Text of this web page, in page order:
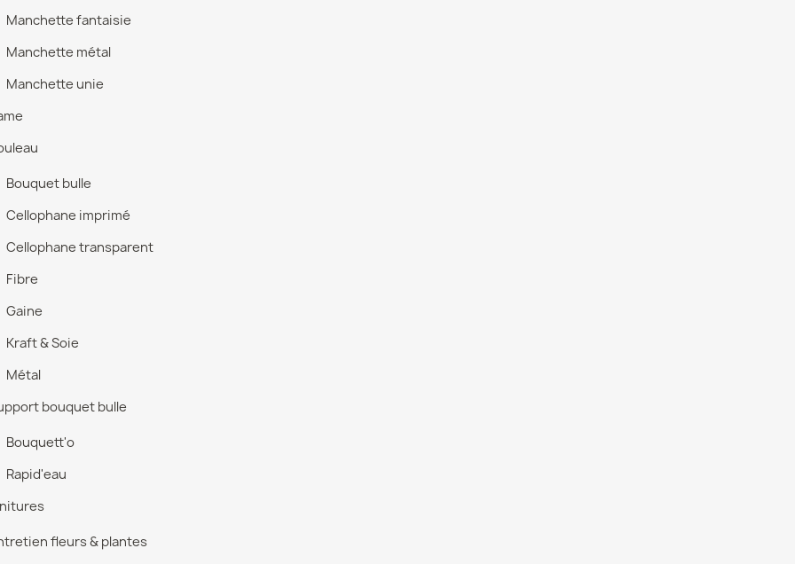
Manchette fantaisie
Manchette métal
Manchette unie
Bouquet bulle
Cellophane imprimé
Cellophane transparent
Fibre
Gaine
Kraft & Soie
Métal
bouquet bulle
Bouquett'o
Rapid'eau
fleurs & plantes